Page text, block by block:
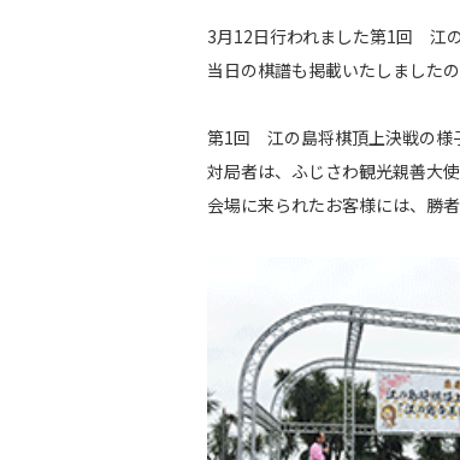
3月12日行われました第1回 江
当日の棋譜も掲載いたしました
第1回 江の島将棋頂上決戦の
対局者は、ふじさわ観光親善大
会場に来られたお客様には、勝